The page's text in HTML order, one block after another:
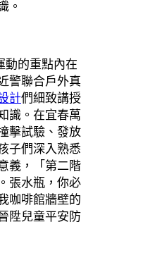
。
動的重點內在
警聯合戶外真
計們細致講授
識。在宜春萬
擊試驗、發放
子們深入熟悉
義，「第二階
張水瓶，你必
咖啡館牆壁的
陞兒童平安防